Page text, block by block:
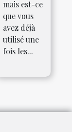
mais est-ce
que vous
avez déjà
utilisé une
fois les...